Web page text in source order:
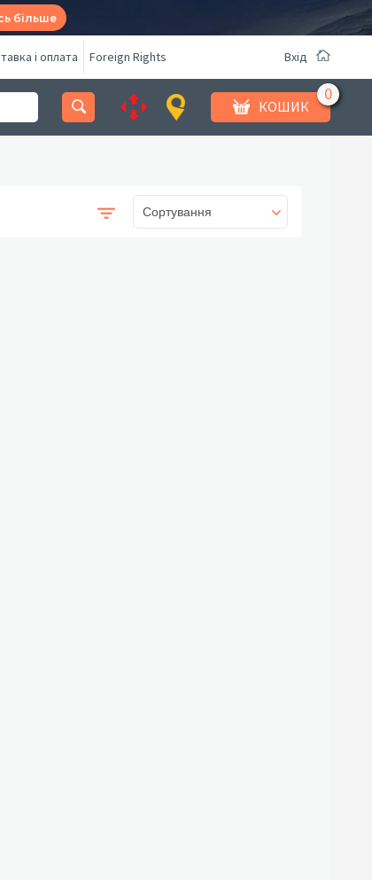
більше
і оплата Foreign Rights Вхід
КОШИК
Сортування